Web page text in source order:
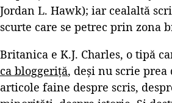
Jordan L. Hawk); iar cealaltă
scurte care se petrec prin zona
Britanica e K.J. Charles, o tipă
ca bloggeriță, deși nu scrie prea
articole faine despre scris,